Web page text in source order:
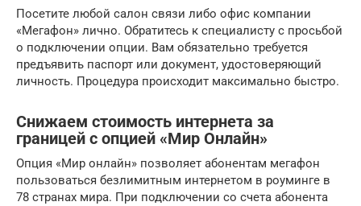
Посетите любой салон связи либо офис компании
«Мегафон» лично. Обратитесь к специалисту с просьбой
о подключении опции. Вам обязательно требуется
предъявить паспорт или документ, удостоверяющий
личность. Процедура происходит максимально быстро.
Снижаем стоимость интернета за
границей с опцией «Мир Онлайн»
Опция «Мир онлайн» позволяет абонентам мегафон
пользоваться безлимитным интернетом в роуминге в
78 странах мира. При подключении со счета абонента